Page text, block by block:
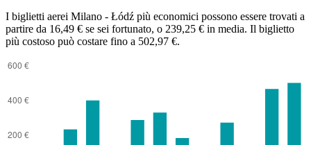
I biglietti aerei Milano - Łódź più economici possono essere trovati a
partire da 16,49 € se sei fortunato, o 239,25 € in media. Il biglietto
più costoso può costare fino a 502,97 €.